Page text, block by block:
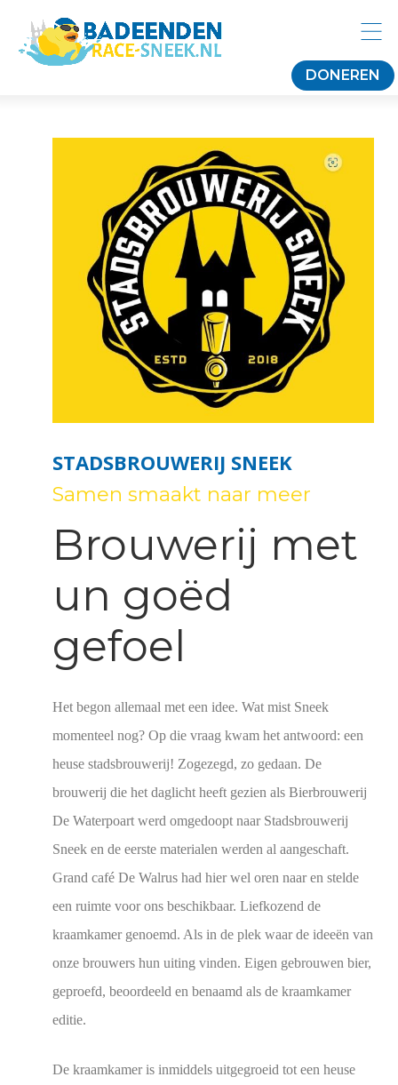
DONEREN
STADSBROUWERIJ SNEEK
Samen smaakt naar meer
Brouwerij met
un goëd
gefoel
Het begon allemaal met een idee. Wat mist Sneek
momenteel nog? Op die vraag kwam het antwoord: een
heuse stadsbrouwerij! Zogezegd, zo gedaan. De
brouwerij die het daglicht heeft gezien als Bierbrouwerij
De Waterpoart werd omgedoopt naar Stadsbrouwerij
Sneek en de eerste materialen werden al aangeschaft.
Grand café De Walrus had hier wel oren naar en stelde
een ruimte voor ons beschikbaar. Liefkozend de
kraamkamer genoemd. Als in de plek waar de ideeën van
onze brouwers hun uiting vinden. Eigen gebrouwen bier,
geproefd, beoordeeld en benaamd als de kraamkamer
editie.
De kraamkamer is inmiddels uitgegroeid tot een heuse